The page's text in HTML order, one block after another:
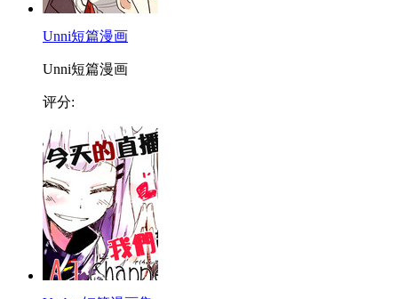
Unni短篇漫画
Unni短篇漫画
评分: